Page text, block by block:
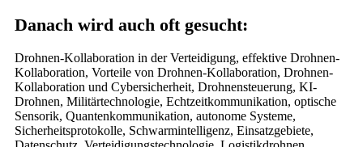
Danach wird auch oft gesucht:
Drohnen-Kollaboration in der Verteidigung, effektive Drohnen-
Kollaboration, Vorteile von Drohnen-Kollaboration, Drohnen-
Kollaboration und Cybersicherheit, Drohnensteuerung, KI-
Drohnen, Militärtechnologie, Echtzeitkommunikation, optische
Sensorik, Quantenkommunikation, autonome Systeme,
Sicherheitsprotokolle, Schwarmintelligenz, Einsatzgebiete,